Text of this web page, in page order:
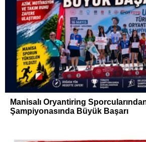
Manisalı Oryantiring
Şampiyonasında Büyük Başarı